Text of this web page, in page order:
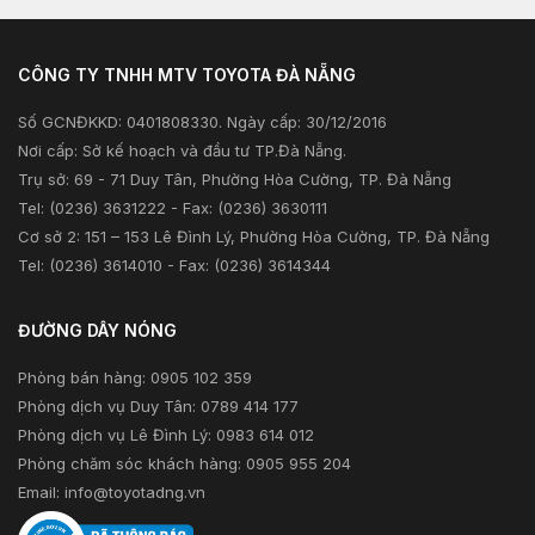
Xã hội
Thông tin khác
CÔNG TY TNHH MTV TOYOTA ĐÀ NẴNG
Số GCNĐKKD: 0401808330. Ngày cấp: 30/12/2016
Nơi cấp: Sở kế hoạch và đầu tư TP.Đà Nẵng.
Trụ sở: 69 - 71 Duy Tân, Phường Hòa Cường, TP. Đà Nẵng
Tel: (0236) 3631222 - Fax: (0236) 3630111
Cơ sở 2: 151 – 153 Lê Đình Lý, Phường Hòa Cường, TP. Đà Nẵng
Tel: (0236) 3614010 - Fax: (0236) 3614344
ĐƯỜNG DÂY NÓNG
Phòng bán hàng: 0905 102 359
Phòng dịch vụ Duy Tân: 0789 414 177
Phòng dịch vụ Lê Đình Lý: 0983 614 012
Phòng chăm sóc khách hàng: 0905 955 204
Email: info@toyotadng.vn